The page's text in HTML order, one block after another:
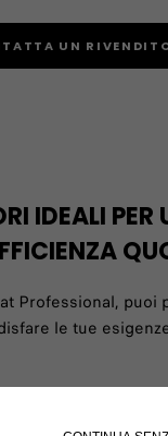
UN
IDEALI PER
Professional, puoi
le tue